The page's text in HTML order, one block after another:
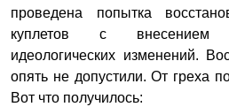
проведена попытка
куплетов с внесением
идеологических изменений.
опять не допустили. От греха
Вот что получилось: